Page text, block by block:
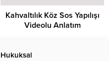
Kahvaltılık Köz Sos Yapılışı
Videolu Anlatım
Hukuksal